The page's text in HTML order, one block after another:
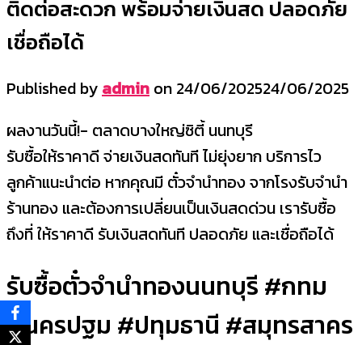
ติดต่อสะดวก พร้อมจ่ายเงินสด ปลอดภัย
เชื่อถือได้
Published byadmin on 24/06/202524/06/2025
ผลงานวันนี้!- ตลาดบางใหญ่ซิตี้ นนทบุรี
รับซื้อให้ราคาดี จ่ายเงินสดทันที ไม่ยุ่งยาก บริการไว
ลูกค้าแนะนำต่อ หากคุณมี ตั๋วจำนำทอง จากโรงรับจำนำ
ร้านทอง และต้องการเปลี่ยนเป็นเงินสดด่วน เรารับซื้อ
ถึงที่ ให้ราคาดี รับเงินสดทันที ปลอดภัย และเชื่อถือได้
รับซื้อตั๋วจำนำทองนนทบุรี #กทม
#นครปฐม #ปทุมธานี #สมุทรสาคร